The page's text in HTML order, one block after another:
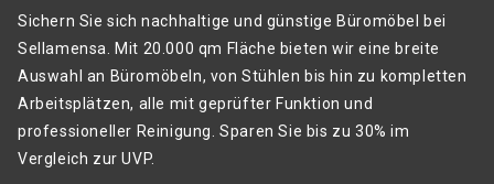
Sichern Sie sich nachhaltige und günstige Büromöbel bei
Sellamensa. Mit 20.000 qm Fläche bieten wir eine breite
Auswahl an Büromöbeln, von Stühlen bis hin zu kompletten
Arbeitsplätzen, alle mit geprüfter Funktion und
professioneller Reinigung. Sparen Sie bis zu 30% im
Vergleich zur UVP.